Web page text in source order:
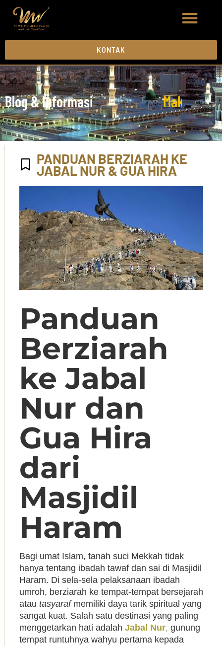
KONTAK
Blog & Informasi MakkahMa
PANDUAN BERZIARAH KE
JABAL NUR & GUA HIRA
Panduan
Berziarah
ke Jabal
Nur dan
Gua Hira
dari
Masjidil
Haram
Bagi umat Islam, tanah suci Mekkah tidak
hanya tentang ibadah tawaf dan sai di Masjidil
Haram. Di sela-sela pelaksanaan ibadah
umroh, berziarah ke tempat-tempat bersejarah
atau tasyarafmemiliki daya tarik spiritual yang
sangat kuat. Salah satu destinasi yang paling
menggetarkan hati adalah Jabal Nur, gunung
tempat runtuhnya wahyu pertama kepada